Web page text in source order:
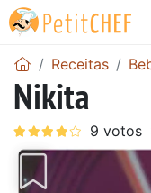
Receitas
Nikita